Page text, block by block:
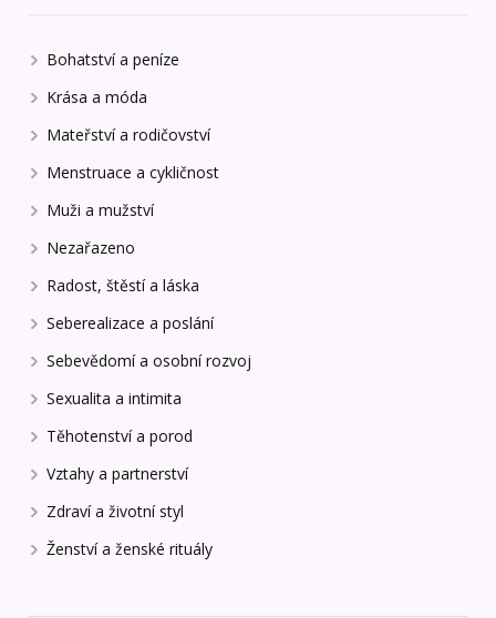
Bohatství a peníze
Krása a móda
Mateřství a rodičovství
Menstruace a cykličnost
Muži a mužství
Nezařazeno
Radost, štěstí a láska
Seberealizace a poslání
Sebevědomí a osobní rozvoj
Sexualita a intimita
Těhotenství a porod
Vztahy a partnerství
Zdraví a životní styl
Ženství a ženské rituály